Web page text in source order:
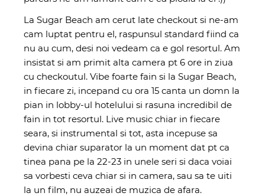
La Sugar Beach am cerut late checkout si ne-am
cam luptat pentru el, raspunsul standard fiind ca
nu au cum, desi noi vedeam ca e gol resortul. Am
insistat si am primit alta camera pt 6 ore in ziua
cu checkoutul. Vibe foarte fain si la Sugar Beach,
in fiecare zi, incepand cu ora 15 canta un domn la
pian in lobby-ul hotelului si rasuna incredibil de
fain in tot resortul. Live music chiar in fiecare
seara, si instrumental si tot, asta incepuse sa
devina chiar suparator la un moment dat pt ca
tinea pana pe la 22-23 in unele seri si daca voiai
sa vorbesti ceva chiar si in camera, sau sa te uiti
la un film, nu auzeai de muzica de afara.